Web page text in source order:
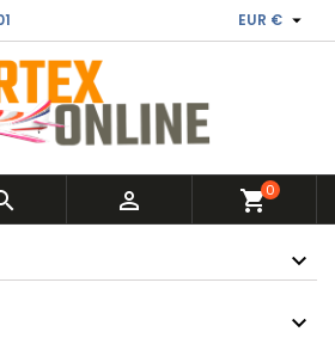
EUR € 
 shopping_cart0